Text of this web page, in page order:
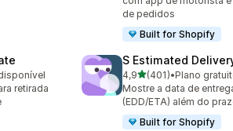
de pedidos
Built for Shopify
retirada
S Estimated
4,9de 5 estrelas
(401)
401 avaliações ao todo
•Plano
Mostre a data de
(EDD/ETA) além do
Built for Shopify